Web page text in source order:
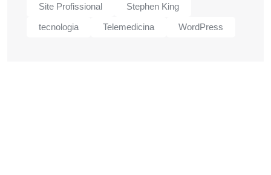
Site Profissional
Stephen King
tecnologia
Telemedicina WordPress